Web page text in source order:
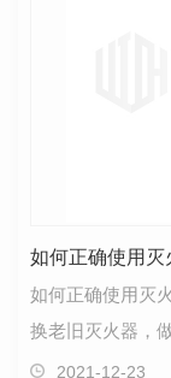
如何正确使用灭
如何正确使用灭
换老旧灭火器，
活中我们周围设
2021-12-23